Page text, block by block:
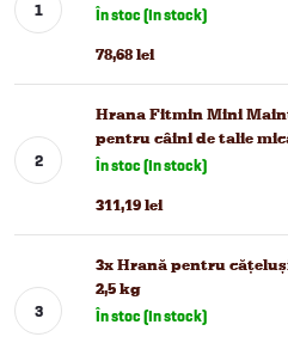
În stoc (In stock)
78,68 lei
Hrana Fitmin Mini
pentru câini de talie
În stoc (In stock)
311,19 lei
3x Hrană pentru
2,5 kg
În stoc (In stock)